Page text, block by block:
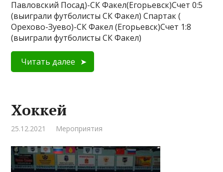
Павловский Посад)-СК Факел(Егорьевск)Счет 0:5
(выиграли футболисты СК Факел) Спартак (
Орехово-Зуево)-СК Факел (Егорьевск)Счет 1:8
(выиграли футболисты СК Факел)
Читать далее
Хоккей
25.12.2021 Мероприятия